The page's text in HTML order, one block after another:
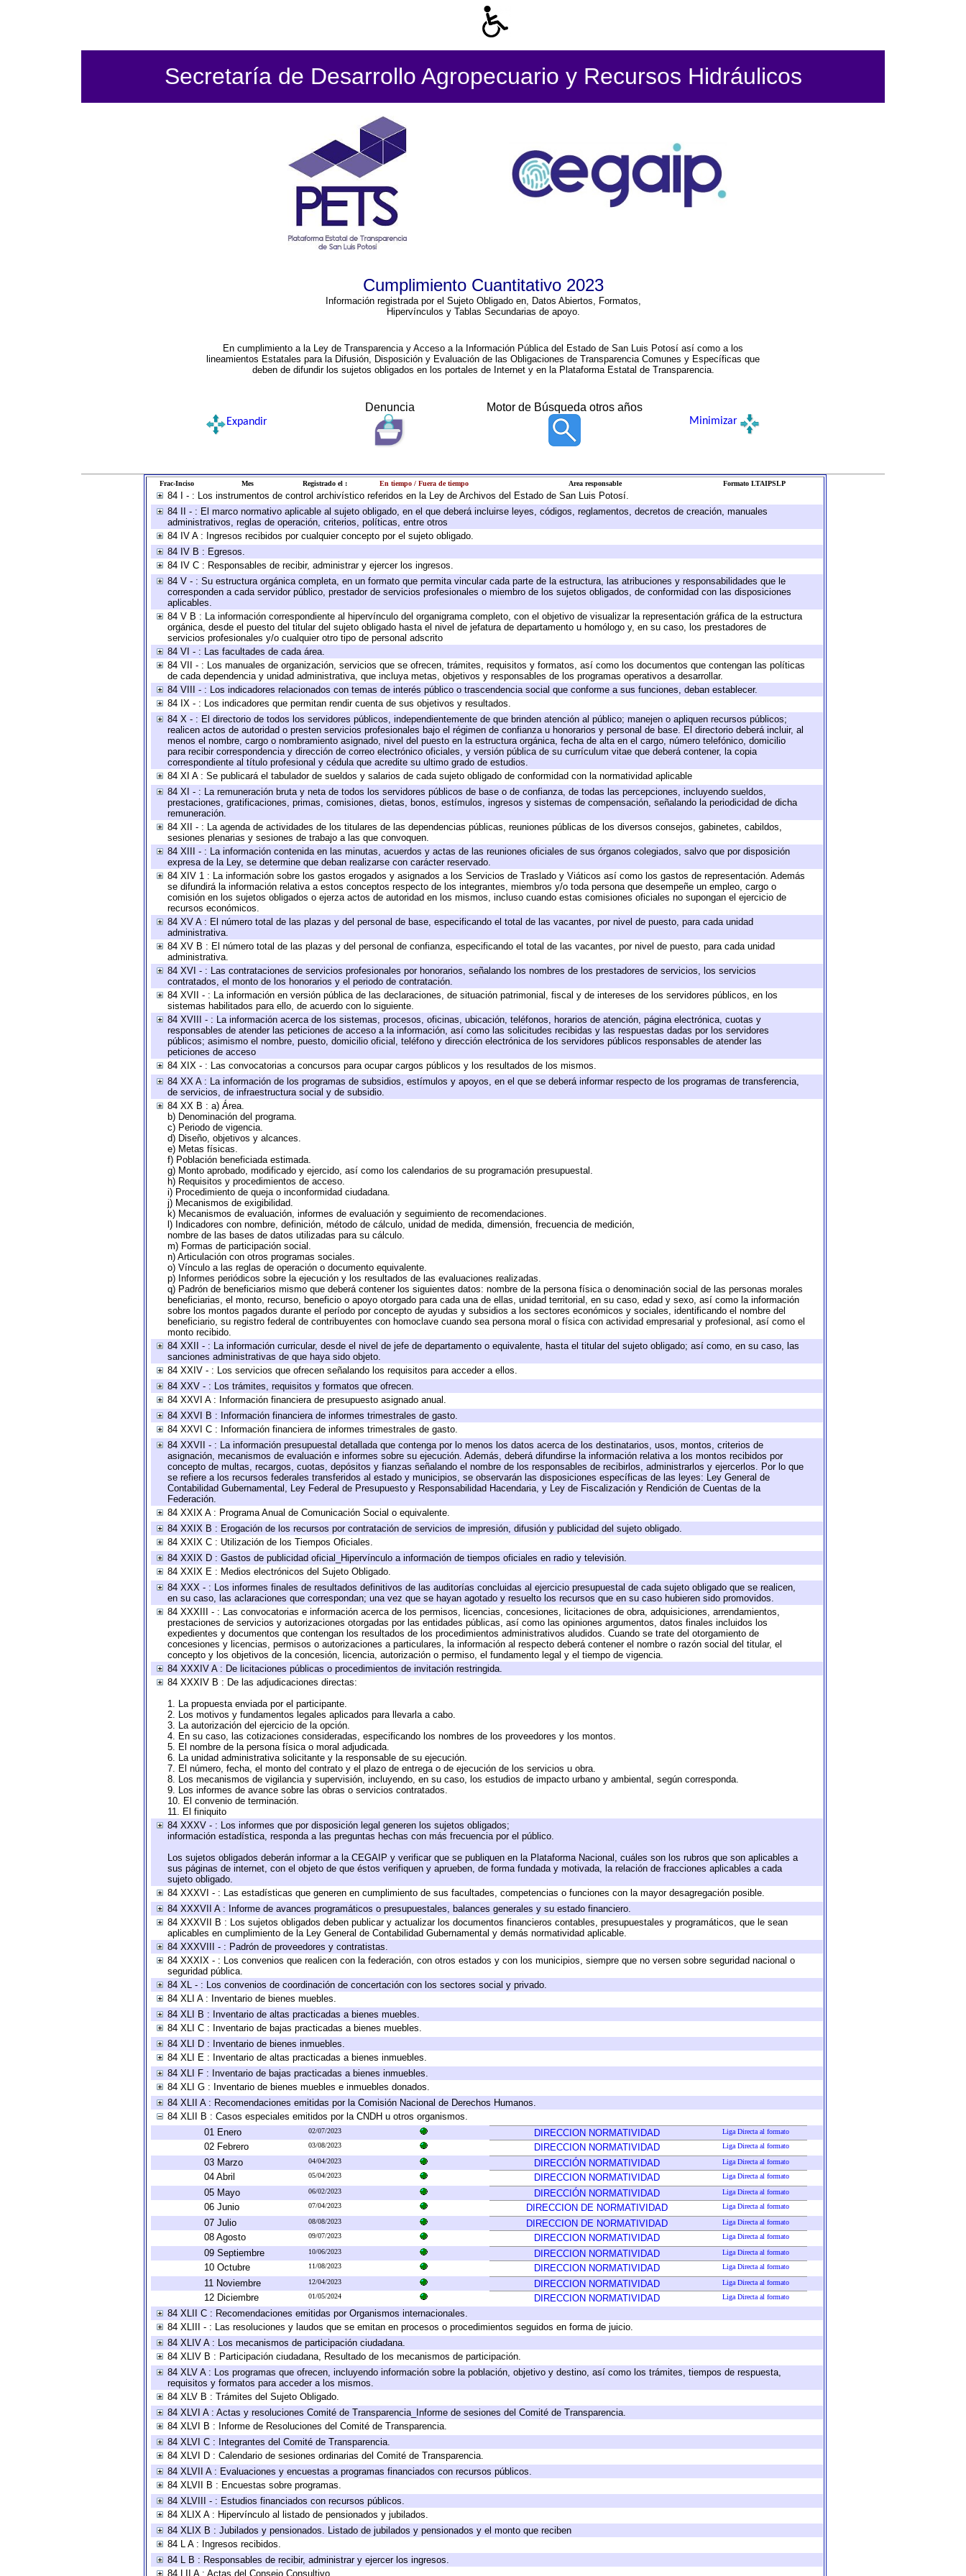
Secretaría de Desarrollo Agropecuario y Recursos Hidráulicos
Cumplimiento Cuantitativo 2023
Información registrada por el Sujeto Obligado en, Datos Abiertos, Formatos,
Hipervínculos y Tablas Secundarias de apoyo.
En cumplimiento a la Ley de Transparencia y Acceso a la Información Pública del Estado de San Luis Potosí así como a los
lineamientos Estatales para la Difusión, Disposición y Evaluación de las Obligaciones de Transparencia Comunes y Específicas que
deben de difundir los sujetos obligados en los portales de Internet y en la Plataforma Estatal de Transparencia.
Denuncia Motor de Búsqueda otros años
Expandir Minimizar
Frac-Inciso Mes Registrado el : En tiempo / Fuera de tiempo Area responsable Formato LTAIPSLP
84 I - : Los instrumentos de control archivístico referidos en la Ley de Archivos del Estado de San Luis Potosí.
84 II - : El marco normativo aplicable al sujeto obligado, en el que deberá incluirse leyes, códigos, reglamentos, decretos de creación, manuales
administrativos, reglas de operación, criterios, políticas, entre otros
84 IV A : Ingresos recibidos por cualquier concepto por el sujeto obligado.
84 IV B : Egresos.
84 IV C : Responsables de recibir, administrar y ejercer los ingresos.
84 V - : Su estructura orgánica completa, en un formato que permita vincular cada parte de la estructura, las atribuciones y responsabilidades que le
corresponden a cada servidor público, prestador de servicios profesionales o miembro de los sujetos obligados, de conformidad con las disposiciones
aplicables.
84 V B : La información correspondiente al hipervínculo del organigrama completo, con el objetivo de visualizar la representación gráfica de la estructura
orgánica, desde el puesto del titular del sujeto obligado hasta el nivel de jefatura de departamento u homólogo y, en su caso, los prestadores de
servicios profesionales y/o cualquier otro tipo de personal adscrito
84 VI - : Las facultades de cada área.
84 VII - : Los manuales de organización, servicios que se ofrecen, trámites, requisitos y formatos, así como los documentos que contengan las políticas
de cada dependencia y unidad administrativa, que incluya metas, objetivos y responsables de los programas operativos a desarrollar.
84 VIII - : Los indicadores relacionados con temas de interés público o trascendencia social que conforme a sus funciones, deban establecer.
84 IX - : Los indicadores que permitan rendir cuenta de sus objetivos y resultados.
84 X - : El directorio de todos los servidores públicos, independientemente de que brinden atención al público; manejen o apliquen recursos públicos;
realicen actos de autoridad o presten servicios profesionales bajo el régimen de confianza u honorarios y personal de base. El directorio deberá incluir, al
menos el nombre, cargo o nombramiento asignado, nivel del puesto en la estructura orgánica, fecha de alta en el cargo, número telefónico, domicilio
para recibir correspondencia y dirección de correo electrónico oficiales, y versión pública de su currículum vitae que deberá contener, la copia
correspondiente al título profesional y cédula que acredite su ultimo grado de estudios.
84 XI A : Se publicará el tabulador de sueldos y salarios de cada sujeto obligado de conformidad con la normatividad aplicable
84 XI - : La remuneración bruta y neta de todos los servidores públicos de base o de confianza, de todas las percepciones, incluyendo sueldos,
prestaciones, gratificaciones, primas, comisiones, dietas, bonos, estímulos, ingresos y sistemas de compensación, señalando la periodicidad de dicha
remuneración.
84 XII - : La agenda de actividades de los titulares de las dependencias públicas, reuniones públicas de los diversos consejos, gabinetes, cabildos,
sesiones plenarias y sesiones de trabajo a las que convoquen.
84 XIII - : La información contenida en las minutas, acuerdos y actas de las reuniones oficiales de sus órganos colegiados, salvo que por disposición
expresa de la Ley, se determine que deban realizarse con carácter reservado.
84 XIV 1 : La información sobre los gastos erogados y asignados a los Servicios de Traslado y Viáticos así como los gastos de representación. Además
se difundirá la información relativa a estos conceptos respecto de los integrantes, miembros y/o toda persona que desempeñe un empleo, cargo o
comisión en los sujetos obligados o ejerza actos de autoridad en los mismos, incluso cuando estas comisiones oficiales no supongan el ejercicio de
recursos económicos.
84 XV A : El número total de las plazas y del personal de base, especificando el total de las vacantes, por nivel de puesto, para cada unidad
administrativa.
84 XV B : El número total de las plazas y del personal de confianza, especificando el total de las vacantes, por nivel de puesto, para cada unidad
administrativa.
84 XVI - : Las contrataciones de servicios profesionales por honorarios, señalando los nombres de los prestadores de servicios, los servicios
contratados, el monto de los honorarios y el periodo de contratación.
84 XVII - : La información en versión pública de las declaraciones, de situación patrimonial, fiscal y de intereses de los servidores públicos, en los
sistemas habilitados para ello, de acuerdo con lo siguiente.
84 XVIII - : La información acerca de los sistemas, procesos, oficinas, ubicación, teléfonos, horarios de atención, página electrónica, cuotas y
responsables de atender las peticiones de acceso a la información, así como las solicitudes recibidas y las respuestas dadas por los servidores
públicos; asimismo el nombre, puesto, domicilio oficial, teléfono y dirección electrónica de los servidores públicos responsables de atender las
peticiones de acceso
84 XIX - : Las convocatorias a concursos para ocupar cargos públicos y los resultados de los mismos.
84 XX A : La información de los programas de subsidios, estímulos y apoyos, en el que se deberá informar respecto de los programas de transferencia,
de servicios, de infraestructura social y de subsidio.
84 XX B : a) Área.
b) Denominación del programa.
c) Periodo de vigencia.
d) Diseño, objetivos y alcances.
e) Metas físicas.
f) Población beneficiada estimada.
g) Monto aprobado, modificado y ejercido, así como los calendarios de su programación presupuestal.
h) Requisitos y procedimientos de acceso.
i) Procedimiento de queja o inconformidad ciudadana.
j) Mecanismos de exigibilidad.
k) Mecanismos de evaluación, informes de evaluación y seguimiento de recomendaciones.
l) Indicadores con nombre, definición, método de cálculo, unidad de medida, dimensión, frecuencia de medición,
nombre de las bases de datos utilizadas para su cálculo.
m) Formas de participación social.
n) Articulación con otros programas sociales.
o) Vínculo a las reglas de operación o documento equivalente.
p) Informes periódicos sobre la ejecución y los resultados de las evaluaciones realizadas.
q) Padrón de beneficiarios mismo que deberá contener los siguientes datos: nombre de la persona física o denominación social de las personas morales
beneficiarias, el monto, recurso, beneficio o apoyo otorgado para cada una de ellas, unidad territorial, en su caso, edad y sexo, así como la información
sobre los montos pagados durante el período por concepto de ayudas y subsidios a los sectores económicos y sociales, identificando el nombre del
beneficiario, su registro federal de contribuyentes con homoclave cuando sea persona moral o física con actividad empresarial y profesional, así como el
monto recibido.
84 XXII - : La información curricular, desde el nivel de jefe de departamento o equivalente, hasta el titular del sujeto obligado; así como, en su caso, las
sanciones administrativas de que haya sido objeto.
84 XXIV - : Los servicios que ofrecen señalando los requisitos para acceder a ellos.
84 XXV - : Los trámites, requisitos y formatos que ofrecen.
84 XXVI A : Información financiera de presupuesto asignado anual.
84 XXVI B : Información financiera de informes trimestrales de gasto.
84 XXVI C : Información financiera de informes trimestrales de gasto.
84 XXVII - : La información presupuestal detallada que contenga por lo menos los datos acerca de los destinatarios, usos, montos, criterios de
asignación, mecanismos de evaluación e informes sobre su ejecución. Además, deberá difundirse la información relativa a los montos recibidos por
concepto de multas, recargos, cuotas, depósitos y fianzas señalando el nombre de los responsables de recibirlos, administrarlos y ejercerlos. Por lo que
se refiere a los recursos federales transferidos al estado y municipios, se observarán las disposiciones específicas de las leyes: Ley General de
Contabilidad Gubernamental, Ley Federal de Presupuesto y Responsabilidad Hacendaria, y Ley de Fiscalización y Rendición de Cuentas de la
Federación.
84 XXIX A : Programa Anual de Comunicación Social o equivalente.
84 XXIX B : Erogación de los recursos por contratación de servicios de impresión, difusión y publicidad del sujeto obligado.
84 XXIX C : Utilización de los Tiempos Oficiales.
84 XXIX D : Gastos de publicidad oficial_Hipervínculo a información de tiempos oficiales en radio y televisión.
84 XXIX E : Medios electrónicos del Sujeto Obligado.
84 XXX - : Los informes finales de resultados definitivos de las auditorías concluidas al ejercicio presupuestal de cada sujeto obligado que se realicen,
en su caso, las aclaraciones que correspondan; una vez que se hayan agotado y resuelto los recursos que en su caso hubieren sido promovidos.
84 XXXIII - : Las convocatorias e información acerca de los permisos, licencias, concesiones, licitaciones de obra, adquisiciones, arrendamientos,
prestaciones de servicios y autorizaciones otorgadas por las entidades públicas, así como las opiniones argumentos, datos finales incluidos los
expedientes y documentos que contengan los resultados de los procedimientos administrativos aludidos. Cuando se trate del otorgamiento de
concesiones y licencias, permisos o autorizaciones a particulares, la información al respecto deberá contener el nombre o razón social del titular, el
concepto y los objetivos de la concesión, licencia, autorización o permiso, el fundamento legal y el tiempo de vigencia.
84 XXXIV A : De licitaciones públicas o procedimientos de invitación restringida.
84 XXXIV B : De las adjudicaciones directas:
1. La propuesta enviada por el participante.
2. Los motivos y fundamentos legales aplicados para llevarla a cabo.
3. La autorización del ejercicio de la opción.
4. En su caso, las cotizaciones consideradas, especificando los nombres de los proveedores y los montos.
5. El nombre de la persona física o moral adjudicada.
6. La unidad administrativa solicitante y la responsable de su ejecución.
7. El número, fecha, el monto del contrato y el plazo de entrega o de ejecución de los servicios u obra.
8. Los mecanismos de vigilancia y supervisión, incluyendo, en su caso, los estudios de impacto urbano y ambiental, según corresponda.
9. Los informes de avance sobre las obras o servicios contratados.
10. El convenio de terminación.
11. El finiquito
84 XXXV - : Los informes que por disposición legal generen los sujetos obligados;
información estadística, responda a las preguntas hechas con más frecuencia por el público.
Los sujetos obligados deberán informar a la CEGAIP y verificar que se publiquen en la Plataforma Nacional, cuáles son los rubros que son aplicables a
sus páginas de internet, con el objeto de que éstos verifiquen y aprueben, de forma fundada y motivada, la relación de fracciones aplicables a cada
sujeto obligado.
84 XXXVI - : Las estadísticas que generen en cumplimiento de sus facultades, competencias o funciones con la mayor desagregación posible.
84 XXXVII A : Informe de avances programáticos o presupuestales, balances generales y su estado financiero.
84 XXXVII B : Los sujetos obligados deben publicar y actualizar los documentos financieros contables, presupuestales y programáticos, que le sean
aplicables en cumplimiento de la Ley General de Contabilidad Gubernamental y demás normatividad aplicable.
84 XXXVIII - : Padrón de proveedores y contratistas.
84 XXXIX - : Los convenios que realicen con la federación, con otros estados y con los municipios, siempre que no versen sobre seguridad nacional o
seguridad pública.
84 XL - : Los convenios de coordinación de concertación con los sectores social y privado.
84 XLI A : Inventario de bienes muebles.
84 XLI B : Inventario de altas practicadas a bienes muebles.
84 XLI C : Inventario de bajas practicadas a bienes muebles.
84 XLI D : Inventario de bienes inmuebles.
84 XLI E : Inventario de altas practicadas a bienes inmuebles.
84 XLI F : Inventario de bajas practicadas a bienes inmuebles.
84 XLI G : Inventario de bienes muebles e inmuebles donados.
84 XLII A : Recomendaciones emitidas por la Comisión Nacional de Derechos Humanos.
84 XLII B : Casos especiales emitidos por la CNDH u otros organismos.
01 Enero
02/07/2023 DIRECCION NORMATIVIDAD Liga Directa al formato
02 Febrero 03/08/2023 DIRECCION NORMATIVIDAD Liga Directa al formato
03 Marzo 04/04/2023 DIRECCIÓN NORMATIVIDAD Liga Directa al formato
04 Abril 05/04/2023 DIRECCION NORMATIVIDAD Liga Directa al formato
05 Mayo 06/02/2023 DIRECCIÓN NORMATIVIDAD Liga Directa al formato
06 Junio 07/04/2023 DIRECCION DE NORMATIVIDAD Liga Directa al formato
07 Julio 08/08/2023 DIRECCION DE NORMATIVIDAD Liga Directa al formato
08 Agosto 09/07/2023 DIRECCION NORMATIVIDAD Liga Directa al formato
09 Septiembre 10/06/2023 DIRECCION NORMATIVIDAD Liga Directa al formato
10 Octubre 11/08/2023 DIRECCION NORMATIVIDAD Liga Directa al formato
11 Noviembre 12/04/2023 DIRECCION NORMATIVIDAD Liga Directa al formato
12 Diciembre 01/05/2024 DIRECCION NORMATIVIDAD Liga Directa al formato
84 XLII C : Recomendaciones emitidas por Organismos internacionales.
84 XLIII - : Las resoluciones y laudos que se emitan en procesos o procedimientos seguidos en forma de juicio.
84 XLIV A : Los mecanismos de participación ciudadana.
84 XLIV B : Participación ciudadana, Resultado de los mecanismos de participación.
84 XLV A : Los programas que ofrecen, incluyendo información sobre la población, objetivo y destino, así como los trámites, tiempos de respuesta,
requisitos y formatos para acceder a los mismos.
84 XLV B : Trámites del Sujeto Obligado.
84 XLVI A : Actas y resoluciones Comité de Transparencia_Informe de sesiones del Comité de Transparencia.
84 XLVI B : Informe de Resoluciones del Comité de Transparencia.
84 XLVI C : Integrantes del Comité de Transparencia.
84 XLVI D : Calendario de sesiones ordinarias del Comité de Transparencia.
84 XLVII A : Evaluaciones y encuestas a programas financiados con recursos públicos.
84 XLVII B : Encuestas sobre programas.
84 XLVIII - : Estudios financiados con recursos públicos.
84 XLIX A : Hipervínculo al listado de pensionados y jubilados.
84 XLIX B : Jubilados y pensionados. Listado de jubilados y pensionados y el monto que reciben
84 L A : Ingresos recibidos.
84 L B : Responsables de recibir, administrar y ejercer los ingresos.
84 LII A : Actas del Consejo Consultivo.